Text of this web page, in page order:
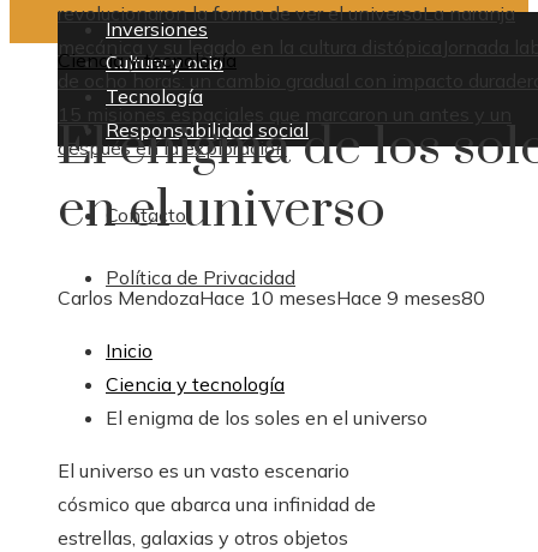
revolucionaron la forma de ver el universoLa naranja
mecánica y su legado en la cultura distópica
Jornada
de ocho horas: un cambio gradual con impacto
15 misiones espaciales que marcaron un antes y un
después en la exploración
Contacto
Política de Privacidad
Inversiones
Cultura y ocio
Tecnología
Responsabilidad social
Ciencia y tecnología
El enigma de los
en el universo
Carlos MendozaHace 10 mesesHace 9 meses80
Inicio
Ciencia y tecnología
El enigma de los soles en el universo
El universo es un vasto escenario
cósmico que abarca una infinidad de
estrellas, galaxias y otros objetos